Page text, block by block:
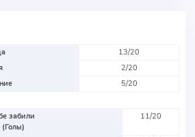
13/20
2/20
5/20
забили
(Голы)
11/20